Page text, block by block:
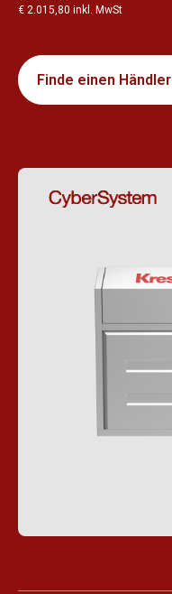
€ 2.015,80 inkl. MwSt
Finde einen Händler